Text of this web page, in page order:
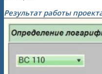
Результат работы